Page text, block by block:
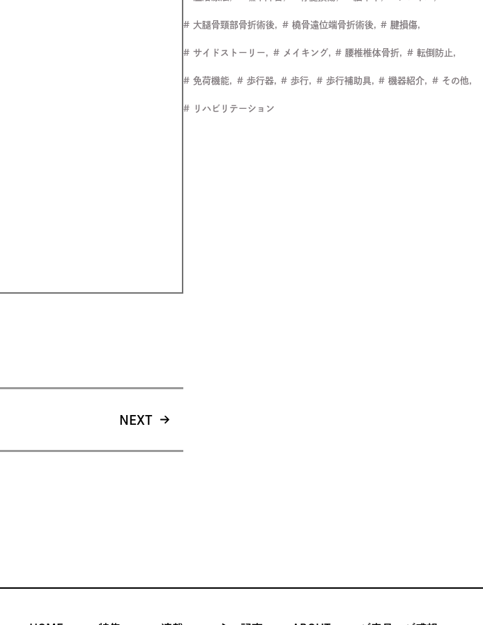
NEXT
大腿骨頸部骨折術後 橈骨遠位端骨折術後 腱損傷
サイドストーリー メイキング 腰椎椎体骨折 転倒防止
免荷機能 歩行器 歩行 歩行補助具 機器紹介 その他
リハビリテーション